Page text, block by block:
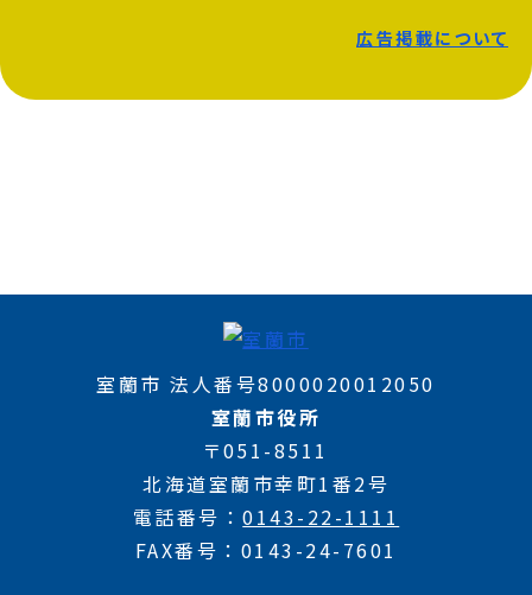
広告掲載について
室蘭市 法人番号8000020012050
室蘭市役所
〒051-8511
北海道室蘭市幸町1番2号
電話番号
0143-22-1111
FAX番号
0143-24-7601